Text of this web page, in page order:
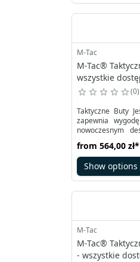
M-Tac
M-Tac®
wszystkie
0
Taktyczne Buty
zapewnia
nowoczesnym
wojskowych
nowoczesne i
niezawodnie
pogodowymi i
from 564,00 zł*
Show options
M-Tac
M-Tac®
- wszystkie